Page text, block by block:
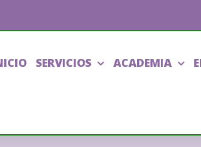
SERVICIOS ACADEMIA